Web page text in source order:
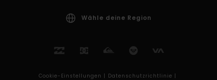
Wähle deine Region
Cookie-Einstellungen | Datenschutzrichtlinie |